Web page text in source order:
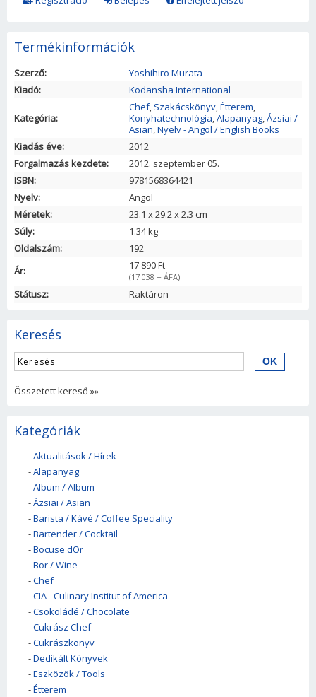
Termékinformációk
Szerző:
Yoshihiro Murata
Kiadó:
Kodansha International
Kategória:
Chef, Szakácskönyv,Étterem,
Konyhatechnológia,Alapanyag,Ázsiai /
Asian,Nyelv - Angol / English Books
Kiadás éve:
2012
Forgalmazás kezdete:
2012. szeptember 05.
ISBN:
9781568364421
Nyelv:
Angol
Méretek:
23.1 x29.2x2.3 cm
Súly:
1.34 kg
Oldalszám:
192
Ár:
17 890 Ft
(17 038 + ÁFA)
Státusz: Raktáron
Keresés
Összetett kereső »»
Kategóriák
-Aktualitások / Hírek
-Alapanyag
-Album / Album
-Ázsiai / Asian
-Barista / Kávé / Coffee Speciality
-Bartender / Cocktail
-Bocuse dOr
-Bor / Wine
-Chef
-CIA - Culinary Institut of America
-Csokoládé / Chocolate
-Cukrász Chef
-Cukrászkönyv
-Dedikált Könyvek
-Eszközök / Tools
-Étterem